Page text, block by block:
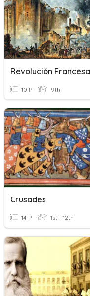
Revolución Francesa
10 P 9th
Crusades
14 P 1st - 12th